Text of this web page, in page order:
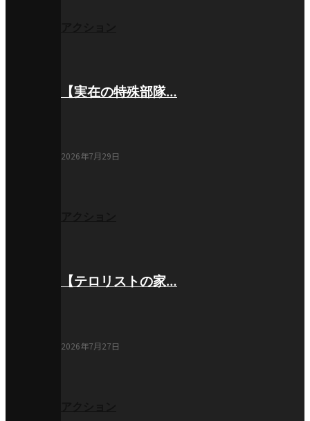
【実在の特殊部隊…
2026年7月29日
【テロリストの家…
2026年7月27日